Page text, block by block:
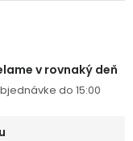
v rovnaký deň
do 15:00